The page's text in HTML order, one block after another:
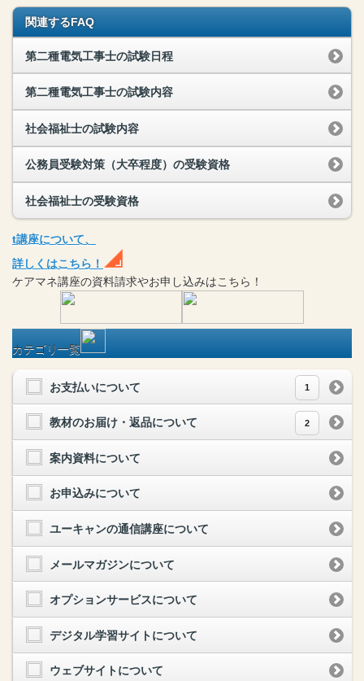
関連するFAQ
第二種電気工事士の試験日程
第二種電気工事士の試験内容
社会福祉士の試験内容
公務員受験対策（大卒程度）の受験資格
社会福祉士の受験資格
t講座について、
詳しくはこちら！
ケアマネ講座の資料請求やお申し込みはこちら！
カテゴリ一覧
お支払いについて 1
教材のお届け・返品について 2
案内資料について
お申込みについて
ユーキャンの通信講座について
メールマガジンについて
オプションサービスについて
デジタル学習サイトについて
ウェブサイトについて